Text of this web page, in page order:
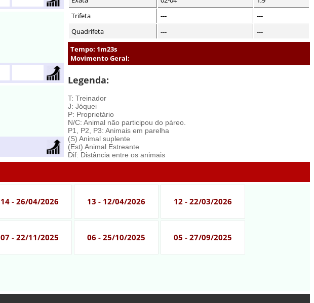
Trifeta
---
---
Quadrifeta
---
---
Tempo: 1m23s
Movimento Geral:
Legenda:
T: Treinador
J: Jóquei
P: Proprietário
N/C: Animal não participou do páreo.
P1, P2, P3: Animais em parelha
(S) Animal suplente
(Est) Animal Estreante
Dif: Distância entre os animais
14 - 26/04/2026 13 - 12/04/2026 12 - 22/03/2026
07 - 22/11/2025 06 - 25/10/2025 05 - 27/09/2025